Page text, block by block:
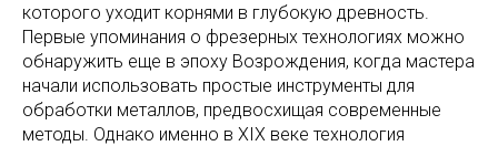
которого уходит корнями в глубокую древность.
Первые упоминания о фрезерных технологиях можно
обнаружить еще в эпоху Возрождения, когда мастера
начали использовать простые инструменты для
обработки металлов, предвосхищая современные
методы. Однако именно в XIX веке технология